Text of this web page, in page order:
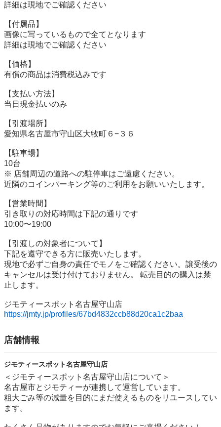
詳細は現地でご確認ください
【付属品】
画像に写っているもので全てとなります
詳細は現地でご確認ください
【価格】
有償の商品は消費税込みです
【⽀払い⽅法】
当⽇現⾦払いのみ
【引渡場所】
愛知県名古屋市守山区大牧町６−３６
【駐⾞場】
10台
※ 店舗周辺の道路への駐停車はご遠慮ください。
近隣のコインパーキング等のご利用をお願いいたします。
【営業時間】
引き取りの対応時間は下記の通りです
10:00〜19:00
【引渡しの対象者について】
下記を遵守できる⽅に販売いたします。
現地で必ずご⾃⾝の責任でモノをご確認ください。譲受後の
キャンセルは受け付けておりません。 転売⽬的の購⼊は禁
⽌します。
https://jmty.jp/profiles/67bd4832ccb88d20ca1c2baa
店舗情報
ジモティースポット名古屋守山店
＜ジモティースポット名古屋守山店について＞
名古屋市とジモティーが連携して運営しています。
粗⼤ごみ等の減量を⽬的にまだ使えるものをリユースしてい
ます。